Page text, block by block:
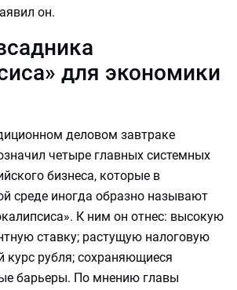
он.
для экономики
деловом завтраке
четыре главных системных
бизнеса, которые в
среде иногда образно называют
К ним он отнес: высокую
ставку; растущую налоговую
курс рубля; сохраняющиеся
барьеры. По мнению главы